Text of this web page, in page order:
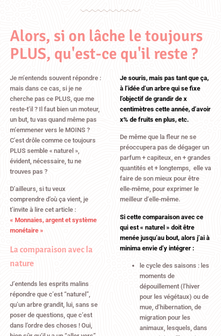
Alors, si on lâche le toujours
PLUS, qu'est-ce qu'il reste ?
Je m’entends souvent répondre :
mais dans ce cas, si je ne
cherche pas ce PLUS, que me
reste-t’il ? Il faut bien un moteur,
un but, tu vas quand même pas
m’emmener vers le MOINS ?
C’est drôle comme ce toujours
PLUS semble « naturel »,
évident, nécessaire, tu ne
trouves pas ?
D’ailleurs, si tu veux
comprendre d’où ça vient, je
t’invite à lire cet article :
« Monnaies, argent et système
monétaire »
La comparaison avec la
nature
J’entends les esprits malins
répondre que c’est “naturel”,
qu’un arbre grandit, lui, sans se
poser de questions, que c’est
dans l’ordre des choses ! Oui,
Je souris, mais pas tant que ça,
à l’idée d’un arbre qui se fixe
l’objectif de grandir de x
centimètres cette année, d’avoir
x% de fruits en plus, etc.
De même que la fleur ne se
préoccupera pas de dégager un
parfum + capiteux, en + grandes
quantités et + longtemps, elle va
faire de son mieux pour être
elle-même, pour exprimer le
meilleur d’elle-même.
Si cette comparaison avec ce
qui est « naturel » doit être
menée jusqu’au bout, alors j’ai à
minima envie d’y intégrer :
le cycle des saisons : les
moments de
dépouillement (l’hiver
pour les végétaux) ou de
mue, d’hibernation, de
migration pour les
animaux, lesquels, dans